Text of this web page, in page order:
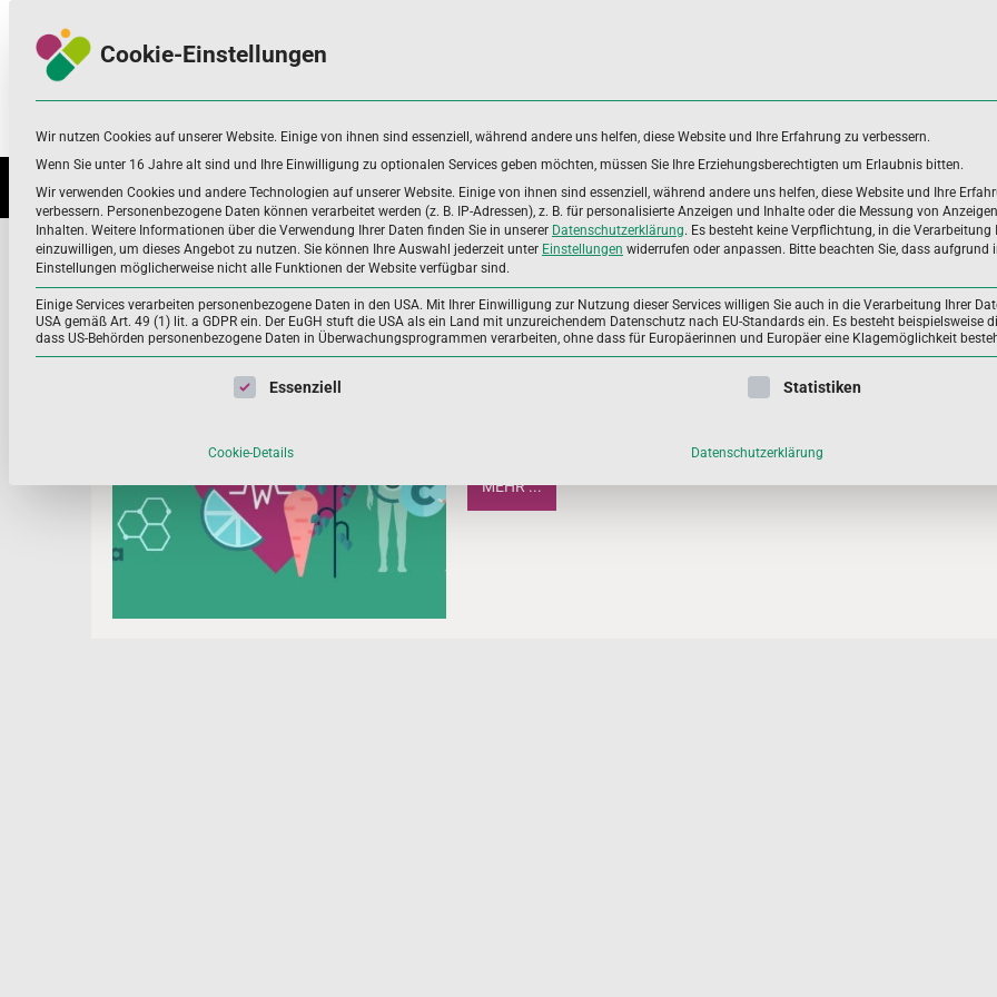
navigation
content
Nahrungsergänzungsmittel
Infos zu Nährstoffen, Nahrungsergänzung
und mehr
NÄHRSTOFFE UND WEITERE ANWENDUNGSBEREICHE ANWENDERGRUPPEN
Fall-Kontroll-Studien
Ernährungsforschung verstehen (01 | April 2022)
Welche Typen von Ernährungsstudien gibt es und welche Aussagen
MEHR ...
Cookie-Einstellungen
Wir nutzen Cookies auf unserer Website. Einige von ihnen sind essenziell, während andere uns helfen, diese Website und Ihre Erfahrung zu verbessern.
Wenn Sie unter 16 Jahre alt sind und Ihre Einwilligung zu optionalen Services geben möchten, müssen Sie Ihre Erziehungsberechtigten um Erlaubnis bitten.
Wir verwenden Cookies und andere Technologien auf unserer Website. Einige von ihnen sind essenziell, während andere uns helfen, diese Website und Ihre
verbessern. Personenbezogene Daten können verarbeitet werden (z. B. IP-Adressen), z. B. für personalisierte Anzeigen und Inhalte oder die Messung von
Inhalten. Weitere Informationen über die Verwendung Ihrer Daten finden Sie in unserer Datenschutzerklärung. Es besteht keine Verpflichtung, in die Verarbeitung
einzuwilligen, um dieses Angebot zu nutzen. Sie können Ihre Auswahl jederzeit unter Einstellungen widerrufen oder anpassen. Bitte beachten Sie, dass aufgrund
Einstellungen möglicherweise nicht alle Funktionen der Website verfügbar sind.
Einige Services verarbeiten personenbezogene Daten in den USA. Mit Ihrer Einwilligung zur Nutzung dieser Services willigen Sie auch in die Verarbeitung Ihrer
USA gemäß Art. 49 (1) lit. a GDPR ein. Der EuGH stuft die USA als ein Land mit unzureichendem Datenschutz nach EU-Standards ein. Es besteht beispielsweise
dass US-Behörden personenbezogene Daten in Überwachungsprogrammen verarbeiten, ohne dass für Europäerinnen und Europäer eine Klagemöglichkeit
Es folgt eine Liste der Service-Gruppen, für die eine Einwilligung erteilt werden kann. Die erste Service-Gruppe ist essenziell
Essenziell Statistiken
Cookie-Details Datenschutzerklärung